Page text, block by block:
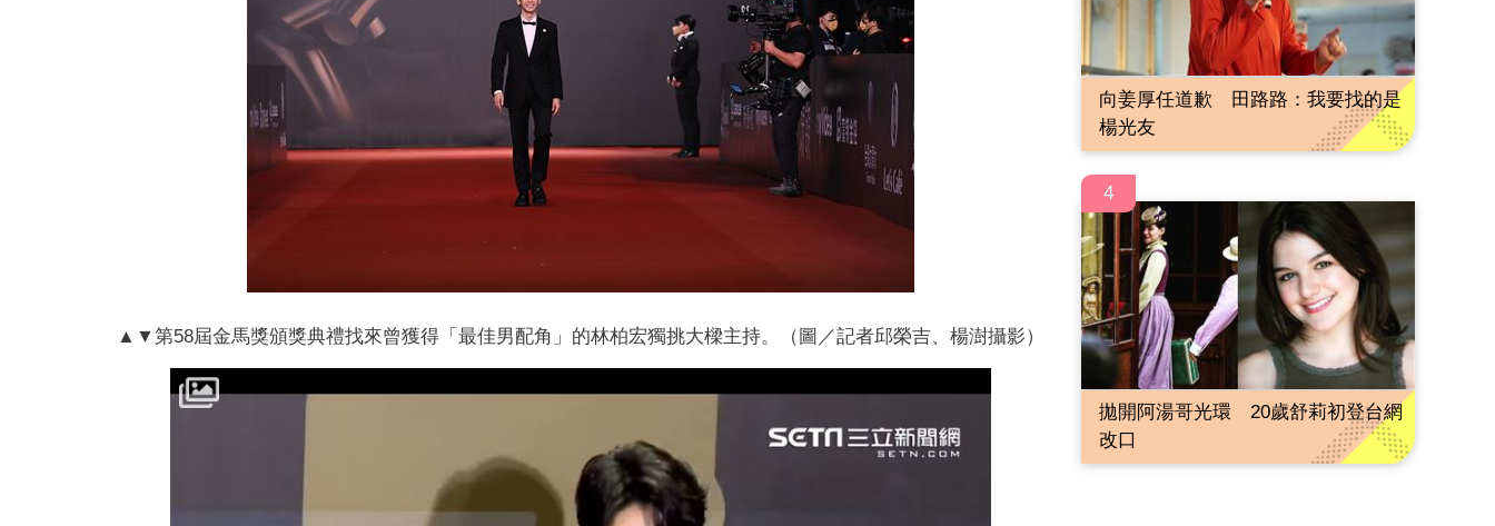
▲▼第58屆金馬獎頒獎典禮找來曾獲得「最佳男配角」的林柏宏獨挑大樑主持。（圖／記者邱榮吉、楊澍攝影）
向姜厚任道歉 田路路：我要找的是
楊光友
4
拋開阿湯哥光環 20歲舒莉初登台網
改口